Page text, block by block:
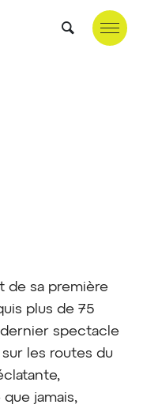
de sa première
plus de 75
spectacle
sur les routes du
jamais,